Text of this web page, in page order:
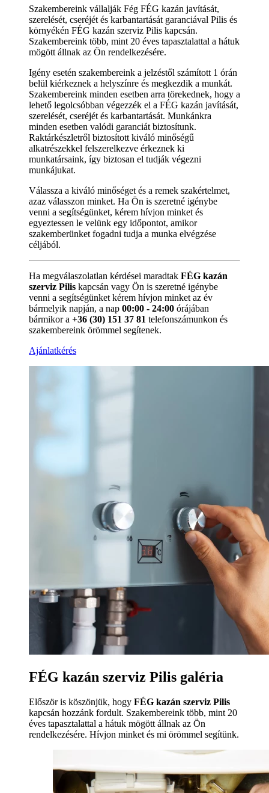
Szakembereink vállalják Fég FÉG kazán javítását,
szerelését, cseréjét és karbantartását garanciával Pilis és
környékén FÉG kazán szerviz Pilis kapcsán.
Szakembereink több, mint 20 éves tapasztalattal a hátuk
mögött állnak az Ön rendelkezésére.
Igény esetén szakembereink a jelzéstől számított 1 órán
belül kiérkeznek a helyszínre és megkezdik a munkát.
Szakembereink minden esetben arra törekednek, hogy a
lehető legolcsóbban végezzék el a FÉG kazán javítását,
szerelését, cseréjét és karbantartását. Munkánkra
minden esetben valódi garanciát biztosítunk.
Raktárkészletről biztosított kiváló minőségű
alkatrészekkel felszerelkezve érkeznek ki
munkatársaink, így biztosan el tudják végezni
munkájukat.
Válassza a kiváló minőséget és a remek szakértelmet,
azaz válasszon minket. Ha Ön is szeretné igénybe
venni a segítségünket, kérem hívjon minket és
egyeztessen le velünk egy időpontot, amikor
szakemberünket fogadni tudja a munka elvégzése
céljából.
Ha megválaszolatlan kérdései maradtak FÉG kazán
szerviz Pilis kapcsán vagy Ön is szeretné igénybe
venni a segítségünket kérem hívjon minket az év
bármelyik napján, a nap 00:00 - 24:00 órájában
bármikor a +36 (30) 151 37 81 telefonszámunkon és
szakembereink örömmel segítenek.
Ajánlatkérés
FÉG kazán szerviz Pilis galéria
Először is köszönjük, hogy FÉG kazán szerviz Pilis
kapcsán hozzánk fordult. Szakembereink több, mint 20
éves tapasztalattal a hátuk mögött állnak az Ön
rendelkezésére. Hívjon minket és mi örömmel segítünk.